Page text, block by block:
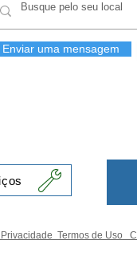
Enviar uma mensagem
Termos de Uso